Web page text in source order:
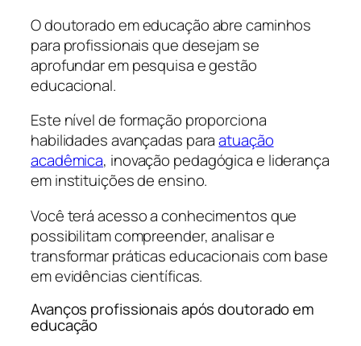
O doutorado em educação abre caminhos
para profissionais que desejam se
aprofundar em pesquisa e gestão
educacional.
Este nível de formação proporciona
habilidades avançadas paraatuação
acadêmica, inovação pedagógica e liderança
em instituições de ensino.
Você terá acesso a conhecimentos que
possibilitam compreender, analisar e
transformar práticas educacionais com base
em evidências científicas.
Avanços profissionais após doutorado em
educação